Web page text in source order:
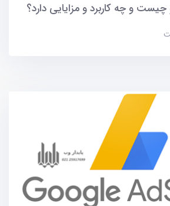
چیست و چه کاربرد و مزایایی دارد؟